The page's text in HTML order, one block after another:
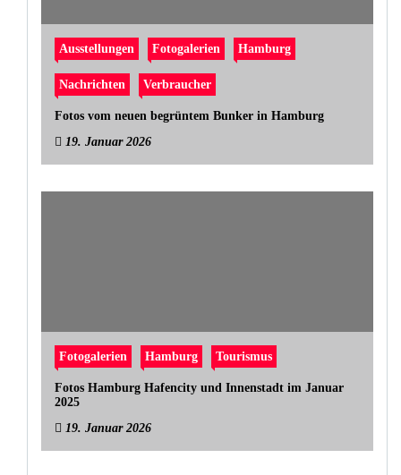
Ausstellungen Fotogalerien Hamburg
Nachrichten Verbraucher
Fotos vom neuen begrüntem Bunker in Hamburg
19. Januar 2026
Fotogalerien Hamburg Tourismus
Fotos Hamburg Hafencity und Innenstadt im Januar
2025
19. Januar 2026